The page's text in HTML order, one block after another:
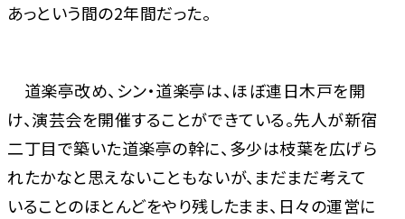
あっという間の2年間だった。
道楽亭改め、シン・道楽亭は、ほぼ連日木戸を開
け、演芸会を開催することができている。先人が新宿
二丁目で築いた道楽亭の幹に、多少は枝葉を広げら
れたかなと思えないこともないが、まだまだ考えて
いることのほとんどをやり残したまま、日々の運営に